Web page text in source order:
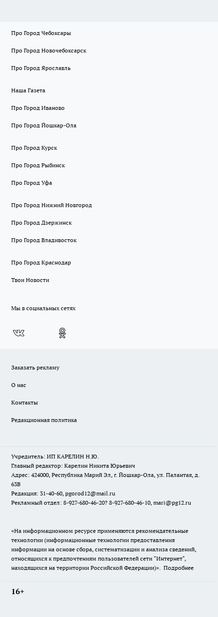
Про Город Чебоксары
Про Город Новочебоксарск
Про Город Ярославль
Наша Газета
Про Город Иваново
Про Город Йошкар-Ола
Про Город Курск
Про Город Рыбинск
Про Город Уфа
Про Город Нижний Новгород
Про Город Дзержинск
Про Город Владивосток
Про Город Краснодар
Твои Новости
Мы в социальных сетях
Заказать рекламу
О нас
Контакты
Редакционная политика
Учредитель: ИП КАРЕЛИН Н.Ю.
Главный редактор: Карелин Никита Юрьевич
Адрес: 424000, Республика Марий Эл, г. Йошкар-Ола, ул. Палантая, д.
63В
Редакция: 31-40-60, pgorod12@mail.ru
Рекламный отдел: 8-927-680-46-20? 8-927-680-46-10, mari@pg12.ru
«На информационном ресурсе применяются рекомендательные
технологии (информационные технологии предоставления
информации на основе сбора, систематизации и анализа сведений,
относящихся к предпочтениям пользователей сети "Интернет",
находящихся на территории Российской Федерации)». Подробнее
16+